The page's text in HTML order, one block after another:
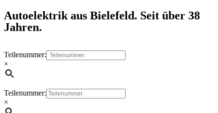
Autoelektrik aus Bielefeld. Seit über 38
Jahren.
Teilenummer:
×
Teilenummer:
×